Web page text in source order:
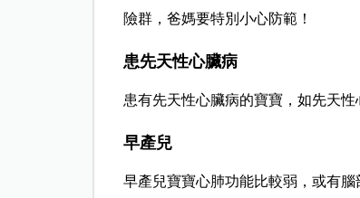
險群，爸媽要特別小心防範！
患先天性心臟病
患有先天性心臟病的寶寶，如先天
早產兒
早產兒寶寶心肺功能比較弱，或有